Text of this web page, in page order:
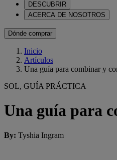
DESCUBRIR
ACERCA DE NOSOTROS
Dónde comprar
Inicio
Artículos
Una guía para combinar y
SOL, GUÍA PRÁCTICA
Una guía para
By: Tyshia Ingram